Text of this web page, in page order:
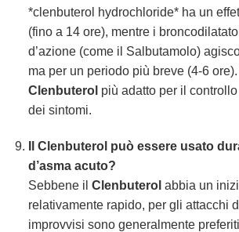
*clenbuterol hydrochloride* ha un
(fino a 14 ore), mentre i
d’azione (come il Salbutamolo)
ma per un periodo più breve (4-6
Clenbuterol più adatto per il
dei sintomi.
Il Clenbuterol può essere usato
d’asma acuto?
Sebbene il Clenbuterol abbia un
relativamente rapido, per gli attacchi
improvvisi sono generalmente